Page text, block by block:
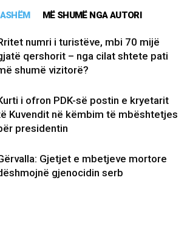
MË SHUMË NGA AUTORI
numri i turistëve, mbi 70 mijë
qershorit – nga cilat shtete pati
shumë vizitorë?
i ofron PDK-së postin e kryetarit
Kuvendit në këmbim të mbështetjes
presidentin
Gjetjet e mbetjeve mortore
gjenocidin serb